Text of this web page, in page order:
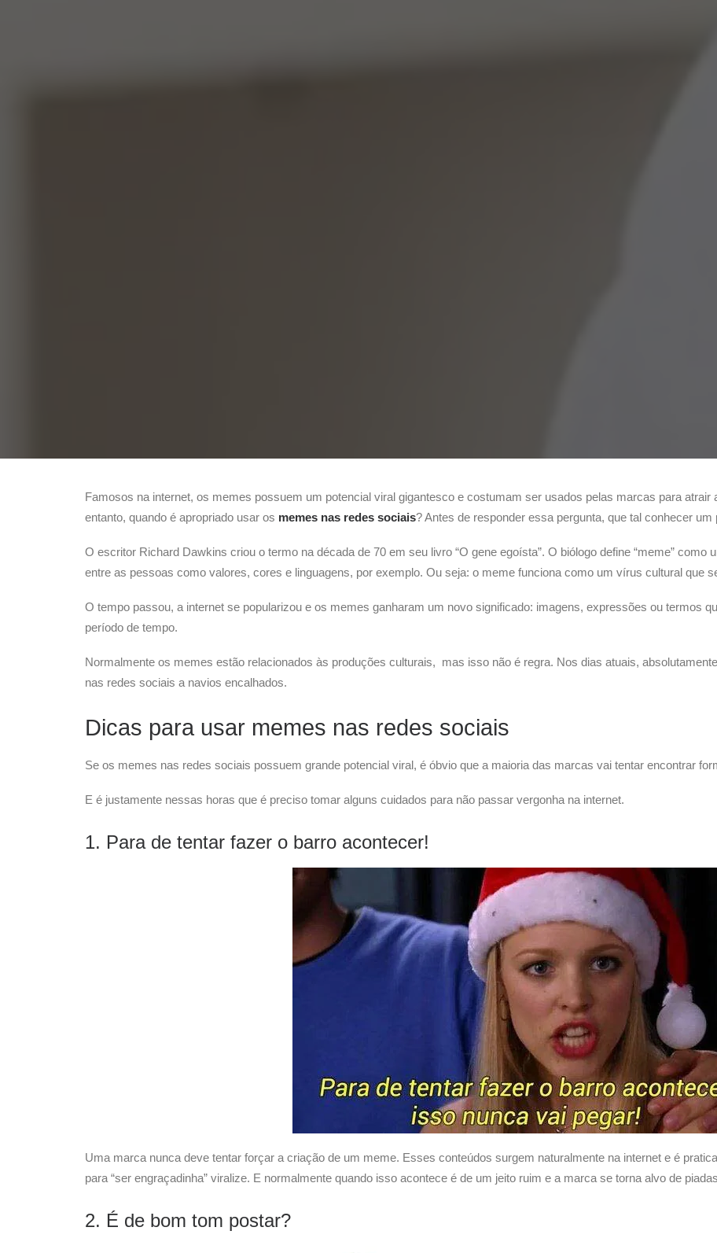
Famosos na internet, os memes possuem um potencial viral gigantesco e costumam ser usados pelas marcas para atrair
entanto, quando é apropriado usar os memes nas redes sociais? Antes de responder essa pergunta, que tal conhecer
O escritor Richard Dawkins criou o termo na década de 70 em seu livro “O gene egoísta”. O biólogo define “meme” como
entre as pessoas como valores, cores e linguagens, por exemplo. Ou seja: o meme funciona como um vírus cultural que
O tempo passou, a internet se popularizou e os memes ganharam um novo significado: imagens, expressões ou termos
período de tempo.
Normalmente os memes estão relacionados às produções culturais, mas isso não é regra. Nos dias atuais,
nas redes sociais a navios encalhados.
Dicas para usar memes nas redes sociais
Se os memes nas redes sociais possuem grande potencial viral, é óbvio que a maioria das marcas vai tentar encontrar
E é justamente nessas horas que é preciso tomar alguns cuidados para não passar vergonha na internet.
1. Para de tentar fazer o barro acontecer!
Uma marca nunca deve tentar forçar a criação de um meme. Esses conteúdos surgem naturalmente na internet e é
para “ser engraçadinha” viralize. E normalmente quando isso acontece é de um jeito ruim e a marca se torna alvo de
2. É de bom tom postar?